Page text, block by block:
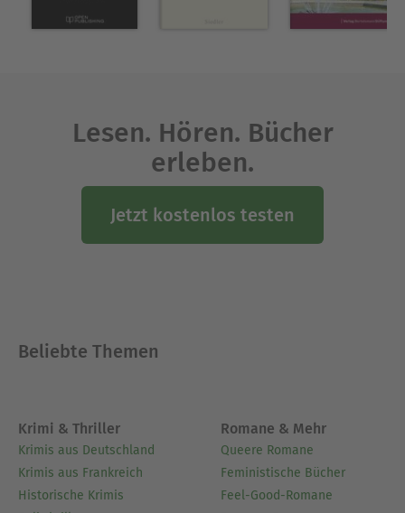
Lesen. Hören. Bücher
erleben.
Jetzt kostenlos testen
Beliebte Themen
Krimi & Thriller
Krimis aus Deutschland
Krimis aus Frankreich
Historische Krimis
Romane & Mehr
Queere Romane
Feministische Bücher
Feel-Good-Romane